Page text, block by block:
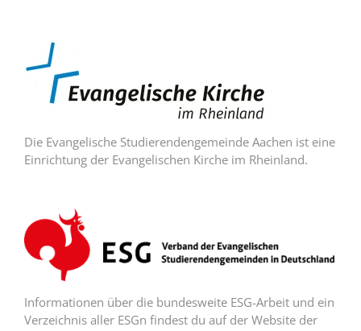
Die Evangelische Studierendengemeinde Aachen ist eine
Einrichtung der Evangelischen Kirche im Rheinland.
Informationen über die bundesweite ESG-Arbeit und ein
Verzeichnis aller ESGn findest du auf der Website der